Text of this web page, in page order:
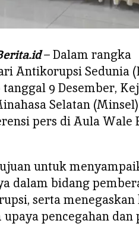
– Dalam rangka
Antikorupsi Sedunia
9 Desember,
Selatan
pers di Aula Wale
untuk
dalam bidang
serta
pencegahan dan